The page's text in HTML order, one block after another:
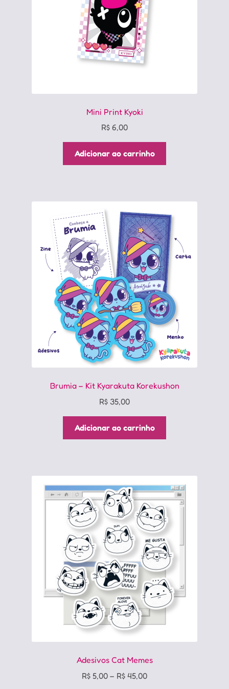
Mini Print Kyoki
R$ 6,00
Adicionar ao carrinho
Brumia – Kit Kyarakuta Korekushon
R$ 35,00
Adicionar ao carrinho
Adesivos Cat Memes
R$ 5,00 – R$ 45,00Price